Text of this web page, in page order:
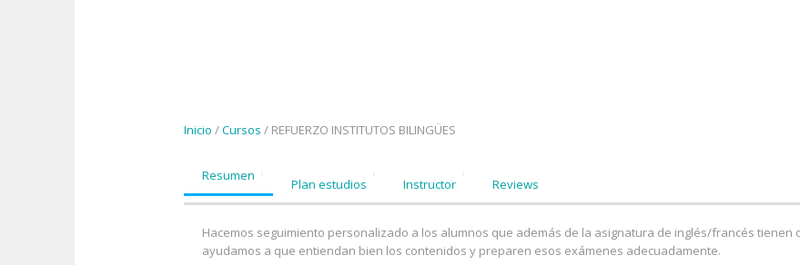
Inicio /Cursos / REFUERZO INSTITUTOS BILINGÜES
Resumen
Plan estudios Instructor Reviews
Hacemos seguimiento personalizado a los alumnos que además de la asignatura de inglés/francés tienen
ayudamos a que entiendan bien los contenidos y preparen esos exámenes adecuadamente.